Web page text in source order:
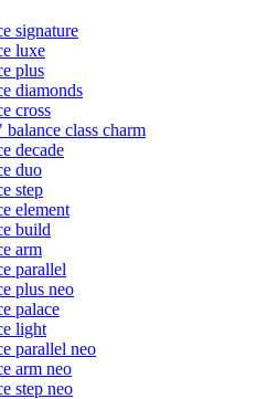
signature
luxe
plus
diamonds
cross
balance class charm
decade
duo
step
element
build
arm
parallel
plus neo
palace
light
parallel neo
arm neo
step neo